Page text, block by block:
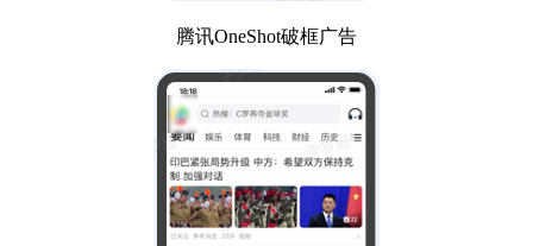
腾讯OneShot破框广告